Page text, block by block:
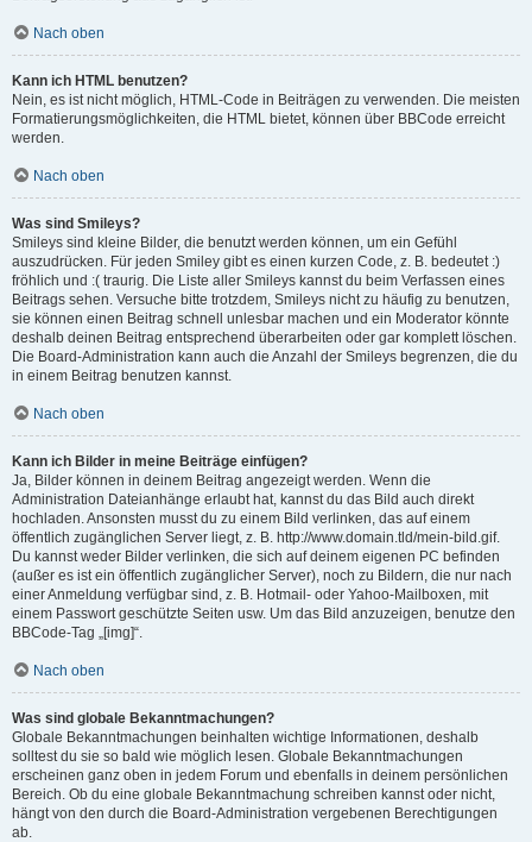
Nach oben
Kann ich HTML benutzen?
Nein, es ist nicht möglich, HTML-Code in Beiträgen zu verwenden. Die meisten
Formatierungsmöglichkeiten, die HTML bietet, können über BBCode erreicht
werden.
Nach oben
Was sind Smileys?
Smileys sind kleine Bilder, die benutzt werden können, um ein Gefühl
auszudrücken. Für jeden Smiley gibt es einen kurzen Code, z. B. bedeutet :)
fröhlich und :( traurig. Die Liste aller Smileys kannst du beim Verfassen eines
Beitrags sehen. Versuche bitte trotzdem, Smileys nicht zu häufig zu benutzen,
sie können einen Beitrag schnell unlesbar machen und ein Moderator könnte
deshalb deinen Beitrag entsprechend überarbeiten oder gar komplett löschen.
Die Board-Administration kann auch die Anzahl der Smileys begrenzen, die du
in einem Beitrag benutzen kannst.
Nach oben
Kann ich Bilder in meine Beiträge einfügen?
Ja, Bilder können in deinem Beitrag angezeigt werden. Wenn die
Administration Dateianhänge erlaubt hat, kannst du das Bild auch direkt
hochladen. Ansonsten musst du zu einem Bild verlinken, das auf einem
öffentlich zugänglichen Server liegt, z. B. http://www.domain.tld/mein-bild.gif.
Du kannst weder Bilder verlinken, die sich auf deinem eigenen PC befinden
(außer es ist ein öffentlich zugänglicher Server), noch zu Bildern, die nur nach
einer Anmeldung verfügbar sind, z. B. Hotmail- oder Yahoo-Mailboxen, mit
einem Passwort geschützte Seiten usw. Um das Bild anzuzeigen, benutze den
BBCode-Tag „[img]“.
Nach oben
Was sind globale Bekanntmachungen?
Globale Bekanntmachungen beinhalten wichtige Informationen, deshalb
solltest du sie so bald wie möglich lesen. Globale Bekanntmachungen
erscheinen ganz oben in jedem Forum und ebenfalls in deinem persönlichen
Bereich. Ob du eine globale Bekanntmachung schreiben kannst oder nicht,
hängt von den durch die Board-Administration vergebenen Berechtigungen
ab.